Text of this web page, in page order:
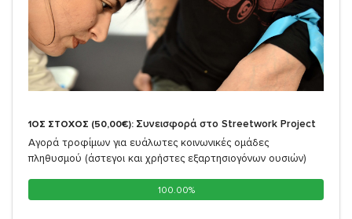
1ΟΣ ΣΤΟΧΟΣ (50,00€): Συνεισφορά στο Streetwork Project
Αγορά τροφίμων για ευάλωτες κοινωνικές ομάδες
πληθυσμού (άστεγοι και χρήστες εξαρτησιογόνων ουσιών)
100.00%
100.00%